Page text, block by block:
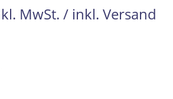
MwSt. / inkl. Versand